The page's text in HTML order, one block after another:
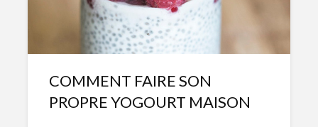
COMMENT FAIRE SON
PROPRE YOGOURT MAISON